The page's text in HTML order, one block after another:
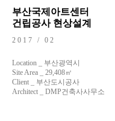
부산국제아트센터
건립공사 현상설계
2017 / 02
Location _ 부산광역시
Site Area _ 29,408㎡
Client _ 부산도시공사
Architect _ DMP건축사사무소